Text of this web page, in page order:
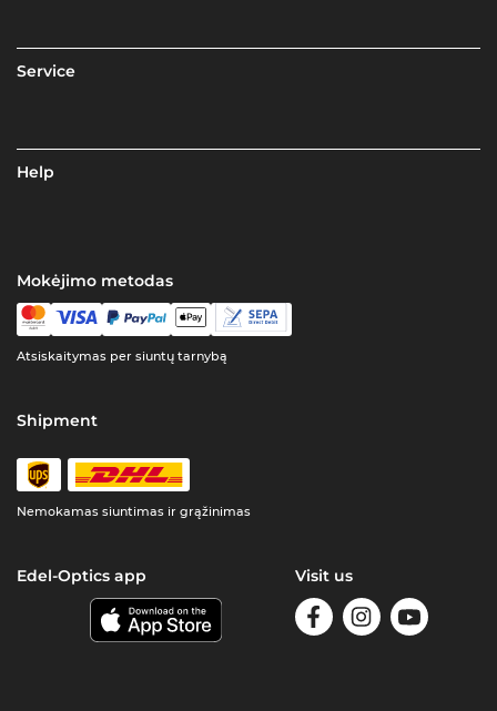
Service
Help
Mokėjimo metodas
Atsiskaitymas per siuntų tarnybą
Shipment
Nemokamas siuntimas ir grąžinimas
Edel-Optics app Visit us